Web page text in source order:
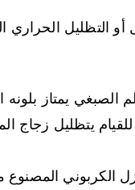
أو التظليل الحراري
الصبغي يمتاز بلونه
للقيام يتظليل زجاج
الكربوني المصنوع